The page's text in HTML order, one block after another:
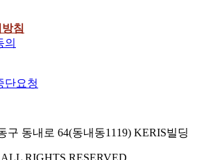
침
의
단요청
구 동내로 64(동내동1119) KERIS빌딩